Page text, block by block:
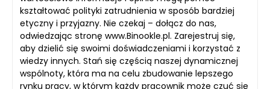
kształtować polityki zatrudnienia w sposób bardziej
etyczny i przyjazny. Nie czekaj – dołącz do nas,
odwiedzając stronę www.Binookle.pl. Zarejestruj się,
aby dzielić się swoimi doświadczeniami i korzystać z
wiedzy innych. Stań się częścią naszej dynamicznej
wspólnoty, która ma na celu zbudowanie lepszego
rynku pracy, w którym każdy pracownik może czuć się